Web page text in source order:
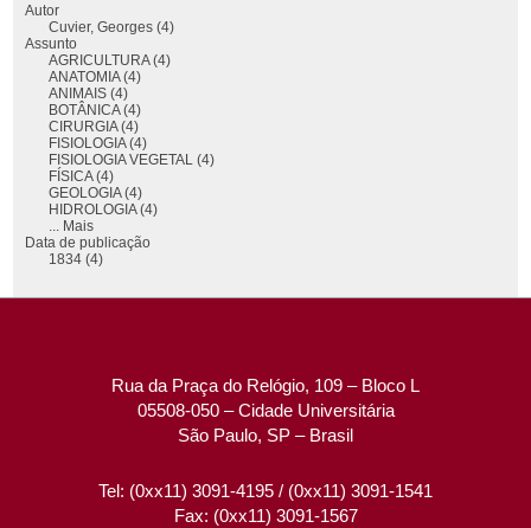
Autor
Cuvier, Georges (4)
Assunto
AGRICULTURA (4)
ANATOMIA (4)
ANIMAIS (4)
BOTÂNICA (4)
CIRURGIA (4)
FISIOLOGIA (4)
FISIOLOGIA VEGETAL (4)
FÍSICA (4)
GEOLOGIA (4)
HIDROLOGIA (4)
... Mais
Data de publicação
1834 (4)
Rua da Praça do Relógio, 109 – Bloco L
05508-050 – Cidade Universitária
São Paulo, SP – Brasil
Tel: (0xx11) 3091-4195 / (0xx11) 3091-1541
Fax: (0xx11) 3091-1567